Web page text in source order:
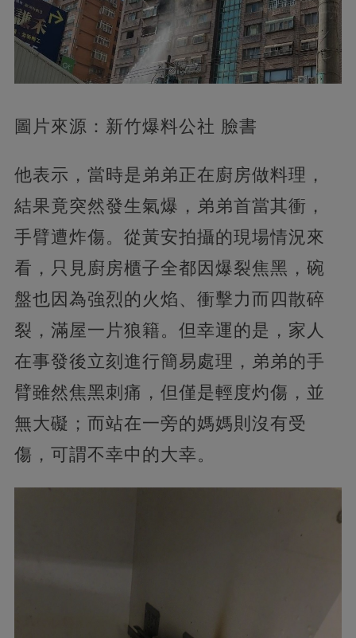
圖片來源：新竹爆料公社 臉書
他表示，當時是弟弟正在廚房做料理，
結果竟突然發生氣爆，弟弟首當其衝，
手臂遭炸傷。從黃安拍攝的現場情況來
看，只見廚房櫃子全都因爆裂焦黑，碗
盤也因為強烈的火焰、衝擊力而四散碎
裂，滿屋一片狼籍。但幸運的是，家人
在事發後立刻進行簡易處理，弟弟的手
臂雖然焦黑刺痛，但僅是輕度灼傷，並
無大礙；而站在一旁的媽媽則沒有受
傷，可謂不幸中的大幸。